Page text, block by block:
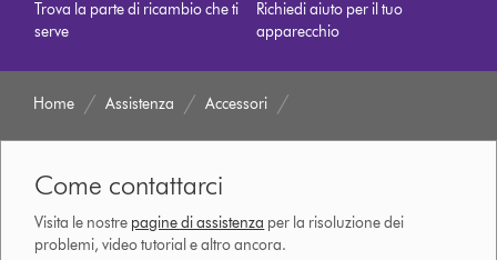
Trova la parte di ricambio che ti
serve
Richiedi aiuto per il tuo
apparecchio
Home Assistenza Accessori
Come contattarci
Visita le nostre pagine di assistenza per la risoluzione dei
problemi, video tutorial e altro ancora.